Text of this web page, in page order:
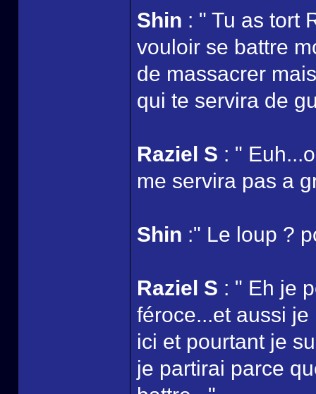
Shin : " Tu as tort
vouloir se battre
de massacrer
qui te servira de
Raziel S : "
me servira pas a
Shin :" Le loup ?
Raziel S : " Eh je
féroce...et aussi
ici et pourtant je
je partirai parce